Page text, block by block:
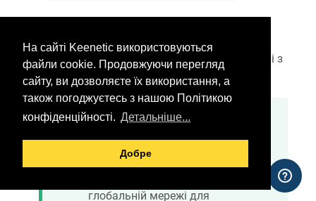
На сайті Keenetic використовуються
файли cookie. Продовжуючи перегляд
сайту, ви дозволяєте їх використання, а
також погоджуєтесь з нашою Політикою
конфіденційності. Детальніше...
Добре
Keenetic(через ICMP) і доступ до його
вебінтерфейсу (через HTTP) будуть можливі з
Інтернету тільки з певної IP-адреси.
Важливо
У веббраузері вам потрібно
використовувати публічну
глобальній мережі для